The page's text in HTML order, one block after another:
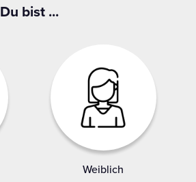
Du bist ...
Weiblich